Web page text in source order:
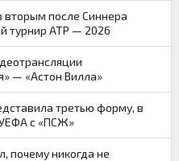
вторым после Синнера
турнир ATP — 2026
— «Астон Вилла»
третью форму, в
УЕФА с «ПСЖ»
почему никогда не